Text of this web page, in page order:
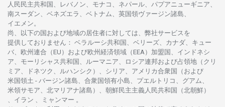
人民民主共和国、レバノン、モナコ、ネパール、パプアニューギニア、
南スーダン、ベネズエラ、ベトナム、 英国領ヴァージン諸島、
イエメン。
尚、
以下の国および地域の居住者に対しては、 弊社サービスを
提供しておりません ： ベラルーシ共和国、ベリーズ、カナダ、キュー
バ、 欧州連合 （EU） および欧州経済領域 （EEA）加盟国、インドネシ
ア、 モーリシャス共和国、ルーマニア、 ロシア連邦および占領地 （クリ
ミア、ドネツク、ルハンシク）、シリア、 アメリカ合衆国
（および
米国領土 - バージン諸島、合衆国領有小島、プエルトリコ、グアム、
米領サモア、 北マリアナ諸島）、 朝鮮民主主義人民共和国
（北朝鮮）
、イラン 、ミャンマー 。